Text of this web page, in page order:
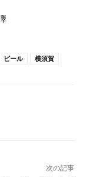
ビール 横須賀
次の記事